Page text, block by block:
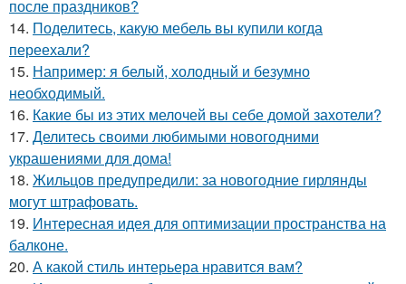
после праздников?
14. Поделитесь, какую мебель вы купили когда
переехали?
15. Например: я белый, холодный и безумно
необходимый.
16. Какие бы из этих мелочей вы себе домой захотели?
17. Делитесь своими любимыми новогодними
украшениями для дома!
18. Жильцов предупредили: за новогодние гирлянды
могут штрафовать.
19. Интересная идея для оптимизации пространства на
балконе.
20. А какой стиль интерьера нравится вам?